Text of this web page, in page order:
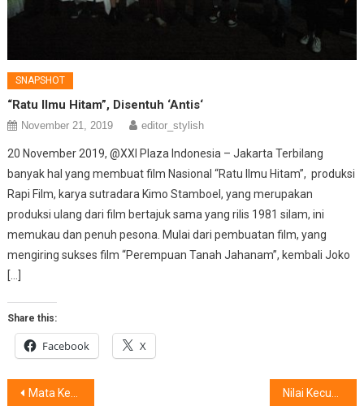
SNAPSHOT
“Ratu Ilmu Hitam”, Disentuh ‘Antis‘
November 21, 2019 editor_stylish
20 November 2019, @XXI Plaza Indonesia – Jakarta Terbilang
banyak hal yang membuat film Nasional “Ratu Ilmu Hitam”, produksi
Rapi Film, karya sutradara Kimo Stamboel, yang merupakan
produksi ulang dari film bertajuk sama yang rilis 1981 silam, ini
memukau dan penuh pesona. Mulai dari pembuatan film, yang
mengiring sukses film “Perempuan Tanah Jahanam”, kembali Joko
[…]
Share this:
Facebook X
Post
Mata Kesulitan Berkedip, @Wanita Micellar Water